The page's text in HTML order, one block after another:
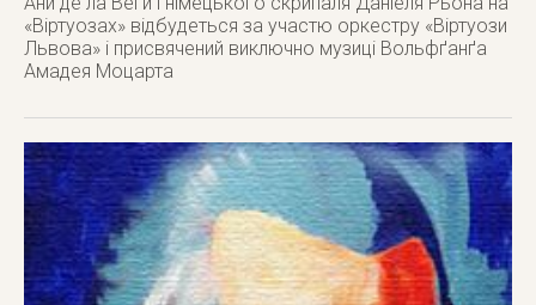
«Віртуозах» відбудеться за участю оркестру «Віртуози
Львова» і присвячений виключно музиці Вольфґанґа
Амадея Моцарта